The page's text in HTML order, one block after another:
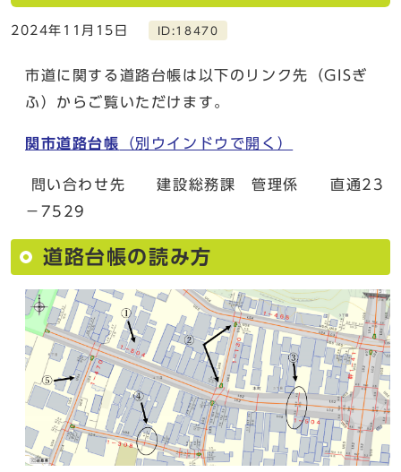
2024年11月15日 ID:18470
市道に関する道路台帳は以下のリンク先（GISぎ
ふ）からご覧いただけます。
関市道路台帳 （別ウインドウで開く）
問い合わせ先 建設総務課 管理係 直通23
－7529
道路台帳の読み方